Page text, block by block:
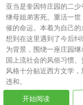
亚当是奎因特庄园的二
继母姐弟害死。重活一
催的命运。本着为自己
想到在这里遇到了今后
为背景，围绕一座庄园
国上流社会的风俗习惯
风格十分贴近西方文学
违和。
开始阅读